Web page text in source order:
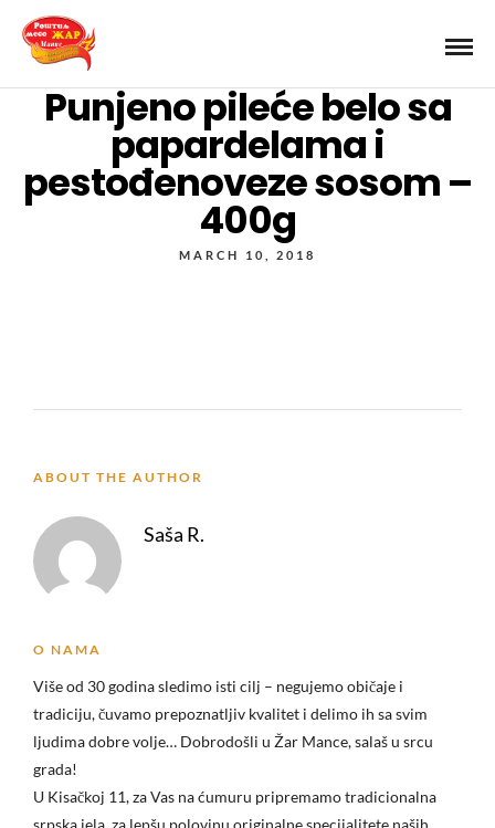
Punjeno pileće belo sa
papardelama i
pestođenoveze sosom –
400g
MARCH 10, 2018
ABOUT THE AUTHOR
Saša R.
O NAMA
Više od 30 godina sledimo isti cilj – negujemo običaje i
tradiciju, čuvamo prepoznatljiv kvalitet i delimo ih sa svim
ljudima dobre volje… Dobrodošli u Žar Mance, salaš u srcu
grada!
U Kisačkoj 11, za Vas na ćumuru pripremamo tradicionalna
srpska jela, za lepšu polovinu originalne specijalitete naših